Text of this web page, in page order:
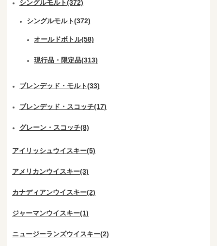
シングルモルト(372)
シングルモルト(372)
オールドボトル(58)
現行品・限定品(313)
ブレンデッド・モルト(33)
ブレンデッド・スコッチ(17)
グレーン・スコッチ(8)
アイリッシュウイスキー(5)
アメリカンウイスキー(3)
カナディアンウイスキー(2)
ジャーマンウイスキー(1)
ニュージーランズウイスキー(2)